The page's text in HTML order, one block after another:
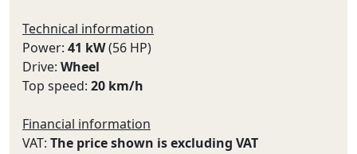
Technical information
Power: 41 kW(56 HP)
Drive: Wheel
Top speed: 20 km/h
Financial information
VAT: The price shown is excluding VAT